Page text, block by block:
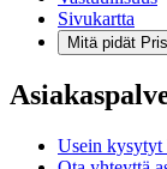
Sivukartta
Mitä pidät
Usein kysytyt